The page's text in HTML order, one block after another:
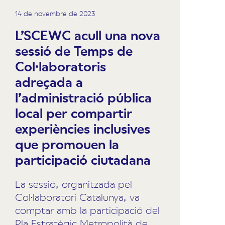
14 de novembre de 2023
L’SCEWC acull una nova
sessió de Temps de
Col·laboratoris
adreçada a
l’administració pública
local per compartir
experiències inclusives
que promouen la
participació ciutadana
La sessió, organitzada pel
Col·laboratori Catalunya, va
comptar amb la participació del